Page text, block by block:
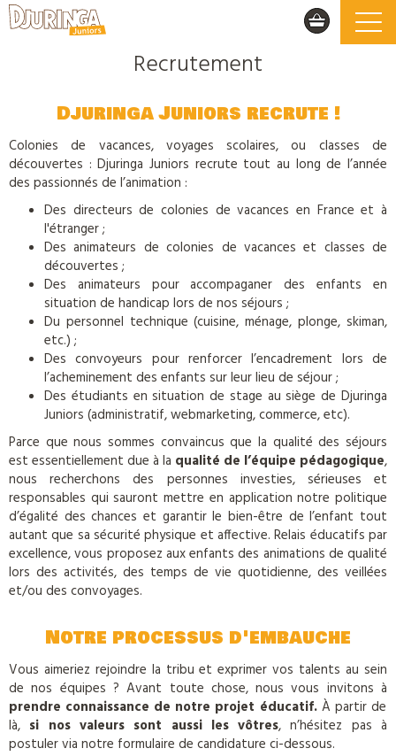
Recrutement
Djuringa Juniors recrute !
Colonies de vacances, voyages scolaires, ou classes de
découvertes : Djuringa Juniors recrute tout au long de l’année
des passionnés de l’animation :
Des directeurs de colonies de vacances en France et à
l'étranger ;
Des animateurs de colonies de vacances et classes de
découvertes ;
Des animateurs pour accompaganer des enfants en
situation de handicap lors de nos séjours ;
Du personnel technique (cuisine, ménage, plonge, skiman,
etc.) ;
Des convoyeurs pour renforcer l’encadrement lors de
l’acheminement des enfants sur leur lieu de séjour ;
Des étudiants en situation de stage au siège de Djuringa
Juniors (administratif, webmarketing, commerce, etc).
Parce que nous sommes convaincus que la qualité des séjours
est essentiellement due à la qualité de l’équipe pédagogique,
nous recherchons des personnes investies, sérieuses et
responsables qui sauront mettre en application notre politique
d’égalité des chances et garantir le bien-être de l’enfant tout
autant que sa sécurité physique et affective. Relais éducatifs par
excellence, vous proposez aux enfants des animations de qualité
lors des activités, des temps de vie quotidienne, des veillées
et/ou des convoyages.
Notre processus d'embauche
Vous aimeriez rejoindre la tribu et exprimer vos talents au sein
de nos équipes ? Avant toute chose, nous vous invitons à
prendre connaissance de notre projet éducatif.À partir de
là, si nos valeurs sont aussi les vôtres, n’hésitez pas à
postuler via notre formulaire de candidature ci-dessous.